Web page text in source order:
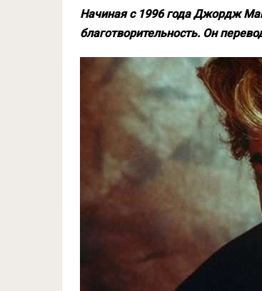
Начиная с 1996 года Джордж
благотворительность. Он